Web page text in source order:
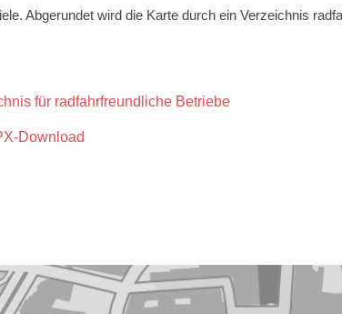
Abgerundet wird die Karte durch ein Verzeichnis
für radfahrfreundliche Betriebe
Download